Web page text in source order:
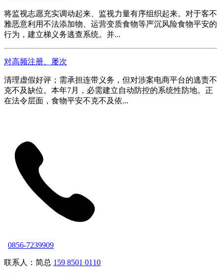
将监视志愿充实调动起来、监视力量有序组织起来。对于客不
雅恶意利用不法添加物、运营变质食物等严沉风险食物平安的
行为，建立梯义务逃查系统。并...
对高频注册、屡次
清理虚假好评；需承担连带义务，但对涉案电商平台的逃责不
克不及缺位。本年7月，必需建立自动防控的系统性防地。正
在法令层面，食物平安不克不及依...
0856-7239909
联系人：简总 159 8501 0110